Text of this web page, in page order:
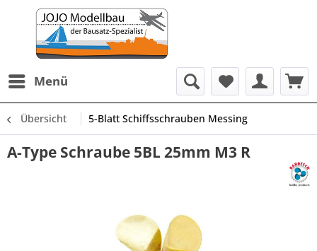
Menü
Übersicht 5-Blatt Schiffsschrauben Messing
A-Type Schraube 5BL 25mm M3 R